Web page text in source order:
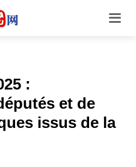
:
et de
issus de la